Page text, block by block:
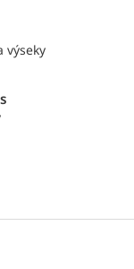
výseky